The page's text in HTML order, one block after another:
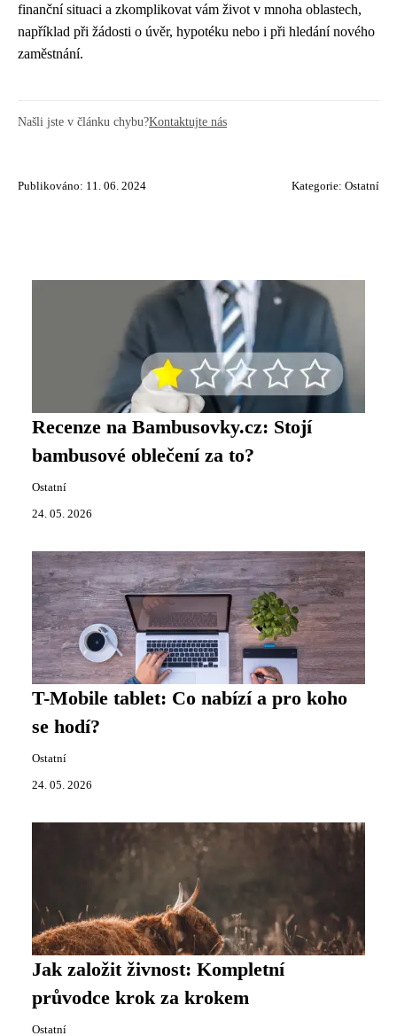
finanční situaci a zkomplikovat vám život v mnoha oblastech,
například při žádosti o úvěr, hypotéku nebo i při hledání nového
zaměstnání.
Našli jste v článku chybu?Kontaktujte nás
Publikováno: 11. 06. 2024 Kategorie: Ostatní
Recenze na Bambusovky.cz: Stojí
bambusové oblečení za to?
Ostatní
24. 05. 2026
T-Mobile tablet: Co nabízí a pro koho
se hodí?
Ostatní
24. 05. 2026
Jak založit živnost: Kompletní
průvodce krok za krokem
Ostatní